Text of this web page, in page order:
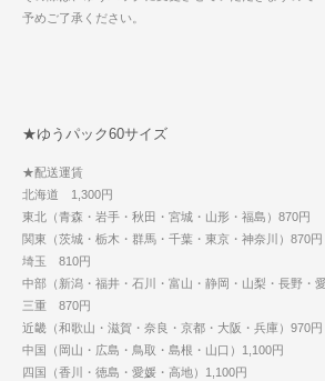
予めご了承ください。
★ゆうパック60サイズ
★配送運賃
北海道 1,300円
東北（青森・岩手・秋田・宮城・山形・福島）870円
関東（茨城・栃木・群馬・千葉・東京・神奈川）870円
埼玉 810円
中部（新潟・福井・石川・富山・静岡・山梨・長野・
三重 870円
近畿（和歌山・滋賀・奈良・京都・大阪・兵庫）970円
中国（岡山・広島・鳥取・島根・山口）1,100円
四国（香川・徳島・愛媛・高地）1,100円